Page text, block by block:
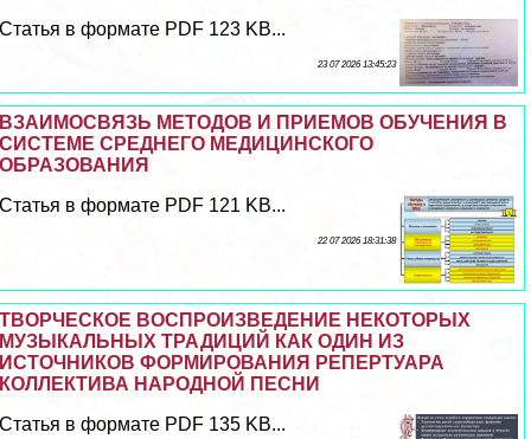
Статья в формате PDF 123 KB...
23 07 2026 13:45:23
ВЗАИМОСВЯЗЬ МЕТОДОВ И ПРИЕМОВ ОБУЧЕНИЯ В
СИСТЕМЕ СРЕДНЕГО МЕДИЦИНСКОГО
ОБРАЗОВАНИЯ
Статья в формате PDF 121 KB...
22 07 2026 18:31:38
ТВОРЧЕСКОЕ ВОСПРОИЗВЕДЕНИЕ НЕКОТОРЫХ
МУЗЫКАЛЬНЫХ ТРАДИЦИЙ КАК ОДИН ИЗ
ИСТОЧНИКОВ ФОРМИРОВАНИЯ РЕПЕРТУАРА
КОЛЛЕКТИВА НАРОДНОЙ ПЕСНИ
Статья в формате PDF 135 KB...